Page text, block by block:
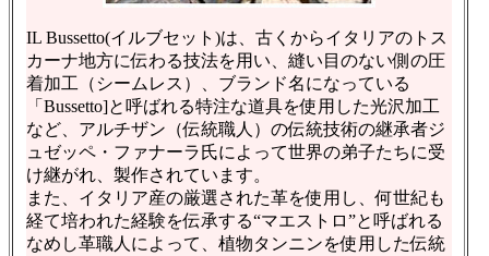
IL Bussetto(イルブセット)は、古くからイタリアのトス
カーナ地方に伝わる技法を用い、縫い目のない側の圧
着加工（シームレス）、ブランド名になっている
「Bussetto]と呼ばれる特注な道具を使用した光沢加工
など、アルチザン（伝統職人）の伝統技術の継承者ジ
ュゼッペ・ファナーラ氏によって世界の弟子たちに受
け継がれ、製作されています。
また、イタリア産の厳選された革を使用し、何世紀も
経て培われた経験を伝承する“マエストロ”と呼ばれる
なめし革職人によって、植物タンニンを使用した伝統